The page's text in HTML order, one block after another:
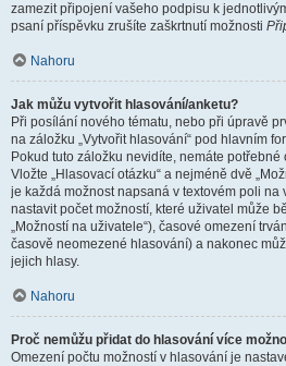
zamezit připojení vašeho podpisu k
psaní příspěvku zrušíte zaškrtnutí možnosti
Nahoru
Jak můžu vytvořit hlasování/anketu?
Při posílání nového tématu, nebo při úpravě
na záložku „Vytvořit hlasování“ pod hlavním
Pokud tuto záložku nevidíte, nemáte
Vložte „Hlasovací otázku“ a nejméně dvě
je každá možnost napsaná v textovém poli na
nastavit počet možností, které uživatel může
„Možností na uživatele“), časové omezení
časově neomezené hlasování) a nakonec
jejich hlasy.
Nahoru
Proč nemůžu přidat do hlasování více
Omezení počtu možností v hlasování je